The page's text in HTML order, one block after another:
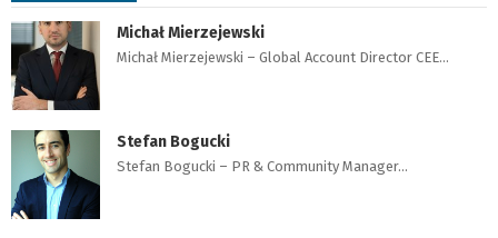
Michał Mierzejewski
Michał Mierzejewski – Global Account Director CEE…
Stefan Bogucki
Stefan Bogucki – PR & Community Manager…